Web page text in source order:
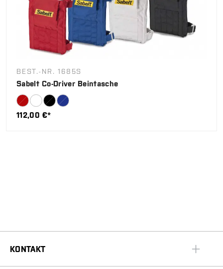
BEST.-NR. 1685S
Sabelt Co-Driver Beintasche
112,00 €*
KONTAKT